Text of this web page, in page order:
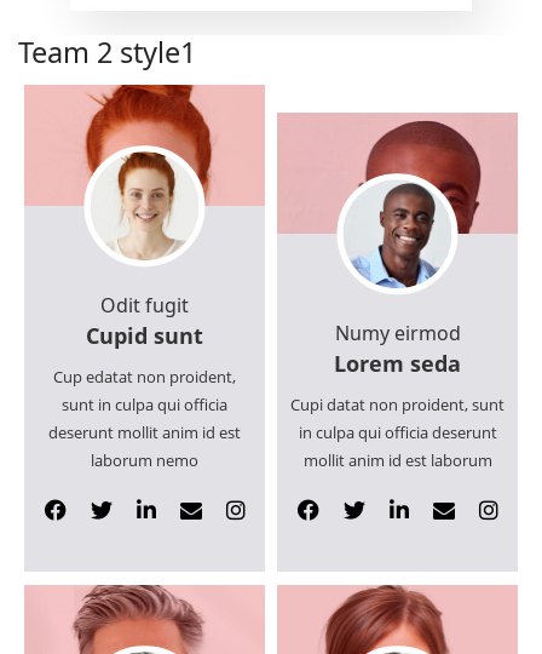
Team 2 style1
Odit fugit
Cupid sunt
Cup edatat non proident,
sunt in culpa qui officia
deserunt mollit anim id est
laborum nemo
Numy eirmod
Lorem seda
Cupi datat non proident, sunt
in culpa qui officia deserunt
mollit anim id est laborum